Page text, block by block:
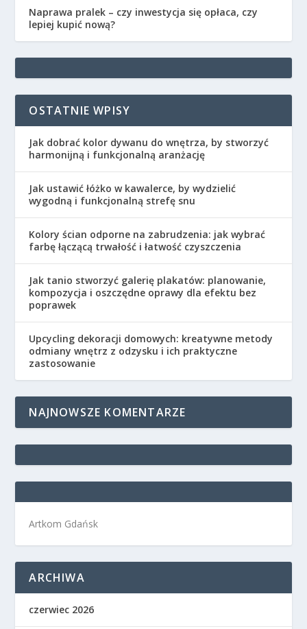
Naprawa pralek – czy inwestycja się opłaca, czy
lepiej kupić nową?
OSTATNIE WPISY
Jak dobrać kolor dywanu do wnętrza, by stworzyć
harmonijną i funkcjonalną aranżację
Jak ustawić łóżko w kawalerce, by wydzielić
wygodną i funkcjonalną strefę snu
Kolory ścian odporne na zabrudzenia: jak wybrać
farbę łączącą trwałość i łatwość czyszczenia
Jak tanio stworzyć galerię plakatów: planowanie,
kompozycja i oszczędne oprawy dla efektu bez
poprawek
Upcycling dekoracji domowych: kreatywne metody
odmiany wnętrz z odzysku i ich praktyczne
zastosowanie
NAJNOWSZE KOMENTARZE
Artkom Gdańsk
ARCHIWA
czerwiec 2026